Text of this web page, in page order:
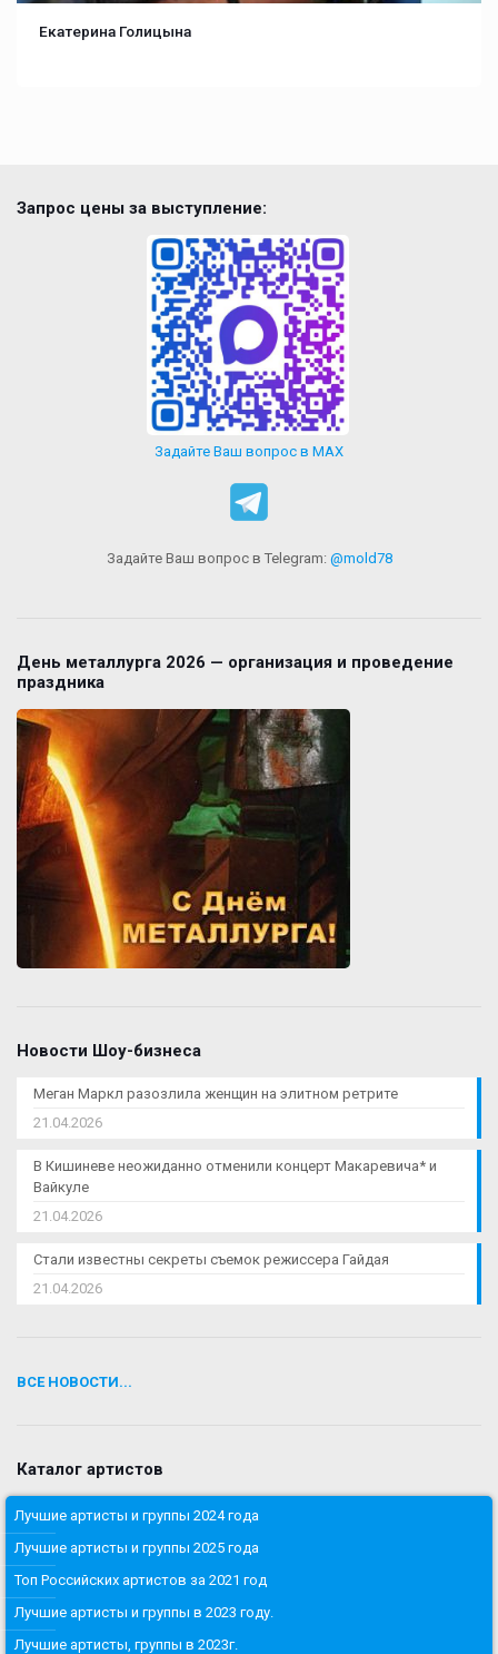
Екатерина Голицына
Запрос цены за выступление:
Задайте Ваш вопрос в MAX
Задайте Ваш вопрос в Telegram: @mold78
День металлурга 2026 — организация и проведение
праздника
Новости Шоу-бизнеса
Меган Маркл разозлила женщин на элитном ретрите
21.04.2026
В Кишиневе неожиданно отменили концерт Макаревича* и
Вайкуле
21.04.2026
Стали известны секреты съемок режиссера Гайдая
21.04.2026
ВСЕ НОВОСТИ...
Каталог артистов
Лучшие артисты и группы 2024 года
Лучшие артисты и группы 2025 года
Топ Российских артистов за 2021 год
Лучшие артисты и группы в 2023 году.
Лучшие артисты, группы в 2023г.